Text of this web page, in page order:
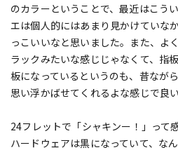
のカラーということで、最近はこう
エは個人的にはあまり見かけていな
っこいいなと思いました。また、よ
ラックみたいな感じじゃなくて、指
板になっているというのも、昔なが
思い浮かばせてくれるよな感じで良
24フレットで「シャキンー！」って
ハードウェアは黒になっていて、な